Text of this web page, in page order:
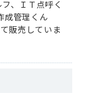
、ＩＴ点呼く
成管理くん
販売していま